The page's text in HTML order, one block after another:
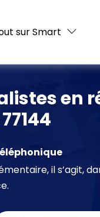
sur Smart
en
il s’agit,